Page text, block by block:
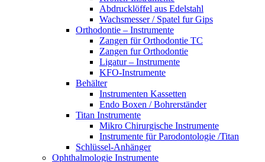
Abdrucklöffel aus Edelstahl
Wachsmesser / Spatel fur Gips
Orthodontie – Instrumente
Zangen für Orthodontie TC
Zangen fur Orthodontie
Ligatur – Instrumente
KFO-Instrumente
Behälter
Instrumenten Kassetten
Endo Boxen / Bohrerständer
Titan Instrumente
Mikro Chirurgische Instrumente
Instrumente für Parodontologie /Titan
Schlüssel-Anhänger
Ophthalmologie Instrumente